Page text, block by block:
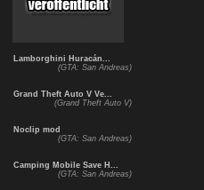
Lamborghini Huracán...
(GTA: San Andreas)
Grand Theft Auto V Ve...
(Grand Theft Auto V)
Noclip mod
(GTA: San Andreas)
Camping Mobile Save H...
(GTA: San Andreas)